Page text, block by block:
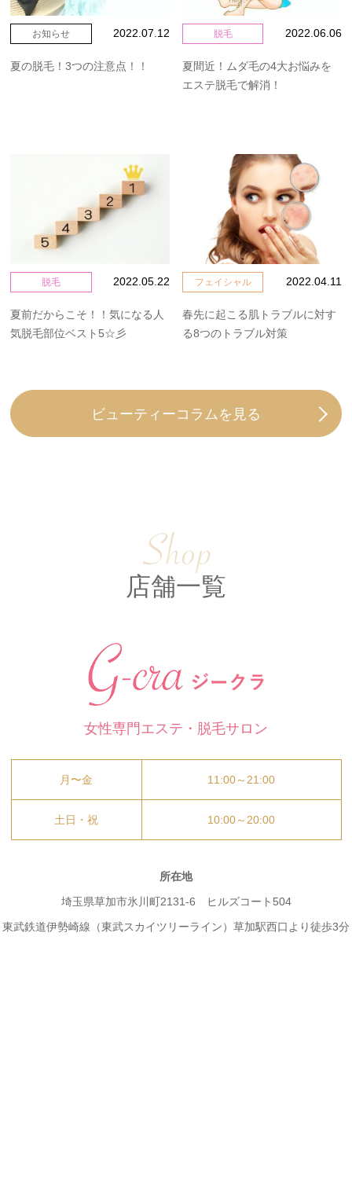
ビューティーコラム お客様の声
お問い合わせ
月~金 11:00～21:00
土日・祝 10:00～20:00
お知らせ 2022.07.12
夏の脱毛！3つの注意点！！
脱毛 2022.06.06
夏間近！ムダ毛の4大お悩みを
エステ脱毛で解消！
脱毛 2022.05.22
夏前だからこそ！！気になる人
気脱毛部位ベスト5☆彡
フェイシャル 2022.04.11
春先に起こる肌トラブルに対す
る8つのトラブル対策
ビューティーコラムを見る
店舗一覧
女性専門エステ・脱毛サロン
月〜金 11:00～21:00
土日・祝 10:00～20:00
所在地
埼玉県草加市氷川町2131-6 ヒルズコート504
東武鉄道伊勢崎線（東武スカイツリーライン）草加駅西口より徒歩3分